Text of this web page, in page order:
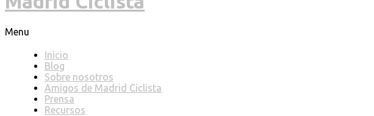
Menu
Inicio
Blog
Sobre nosotros
Amigos de Madrid Ciclista
Prensa
Recursos